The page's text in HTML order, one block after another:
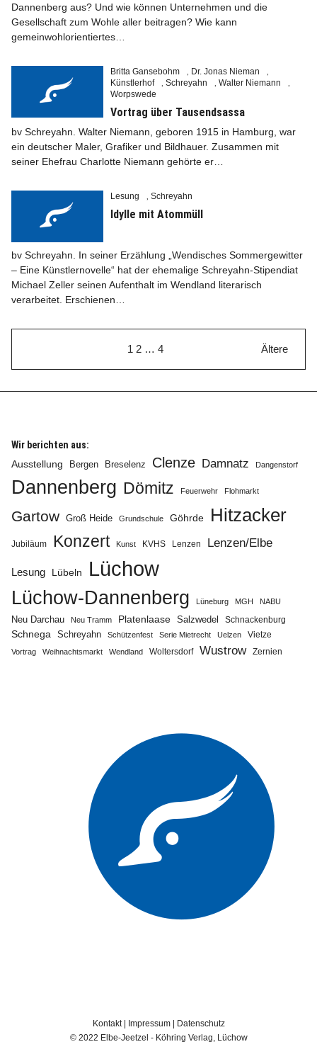
Dannenberg aus? Und wie können Unternehmen und die
Gesellschaft zum Wohle aller beitragen? Wie kann
gemeinwohlorientiertes…
Britta Gansebohm , Dr. Jonas Nieman ,
Künstlerhof ,Schreyahn ,Walter Niemann ,
Worpswede
Vortrag über Tausendsassa
bv Schreyahn. Walter Niemann, geboren 1915 in Hamburg, war
ein deutscher Maler, Grafiker und Bildhauer. Zusammen mit
seiner Ehefrau Charlotte Niemann gehörte er…
Lesung ,Schreyahn
Idylle mit Atommüll
bv Schreyahn. In seiner Erzählung „Wendisches Sommergewitter
– Eine Künstlernovelle“ hat der ehemalige Schreyahn-Stipendiat
Michael Zeller seinen Aufenthalt im Wendland literarisch
verarbeitet. Erschienen…
1 2 … 4 Ältere
Wir berichten aus:
Ausstellung
Bergen Breselenz Clenze Damnatz Dangenstorf
Dannenberg Dömitz Feuerwehr Flohmarkt
Gartow Groß Heide Grundschule Göhrde Hitzacker
Jubiläum Konzert Kunst KVHS Lenzen Lenzen/Elbe
Lesung Lübeln Lüchow
Lüchow-Dannenberg Lüneburg MGH NABU
Neu Darchau Neu Tramm Platenlaase Salzwedel Schnackenburg
Schnega Schreyahn Schützenfest Serie Mietrecht Uelzen Vietze
Vortrag Weihnachtsmarkt Wendland Woltersdorf Wustrow Zernien
Kontakt| Impressum|
Datenschutz
© 2022 Elbe-Jeetzel - Köhring Verlag, Lüchow